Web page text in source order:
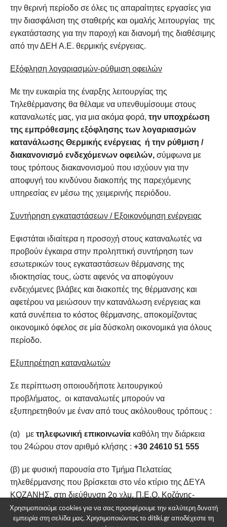
την θερινή περίοδο σε όλες τις απαραίτητες εργασίες για
την διασφάλιση της σταθερής και ομαλής λειτουργίας της
εγκατάστασης για την παροχή και διανομή της διαθέσιμης
από την ΔΕΗ Α.Ε. θερμικής ενέργειας.
Εξόφληση λογαριασμών-ρύθμιση οφειλών
Με την ευκαιρία της έναρξης λειτουργίας της
Τηλεθέρμανσης θα θέλαμε να υπενθυμίσουμε στους
καταναλωτές μας, για μια ακόμα φορά, την υποχρέωση
της εμπρόθεσμης εξόφλησης των λογαριασμών
κατανάλωσης Θερμικής ενέργειας ή τηνρύθμιση /
διακανονισμό ενδεχόμενων οφειλών,σύμφωνα με
τους τρόπους διακανονισμού που ισχύουν για την
αποφυγή του κινδύνου διακοπής της παρεχόμενης
υπηρεσίας εν μέσω της χειμερινής περιόδου.
Συντήρηση εγκαταστάσεων / Εξοικονόμηση ενέργειας
Εφιστάται ιδιαίτερα η προσοχή στους καταναλωτές να
προβούν έγκαιρα στην προληπτική συντήρηση των
εσωτερικών τους εγκαταστάσεων θέρμανσης της
ιδιοκτησίας τους, ώστε αφενός να αποφύγουν
ενδεχόμενες βλάβες και διακοπές της θέρμανσης και
αφετέρου να μειώσουν την κατανάλωση ενέργειας και
κατά συνέπεια το κόστος θέρμανσης, αποκομίζοντας
οικονομικό όφελος σε μία δύσκολη οικονομικά για όλους
περίοδο.
Εξυπηρέτηση καταναλωτών
Σε περίπτωση οποιουδήποτε λειτουργικού
προβλήματος, οι καταναλωτές μπορούν να
εξυπηρετηθούν με έναν από τους ακόλουθους τρόπους :
(α) μετηλεφωνική επικοινωνίακαθόλη την διάρκεια
του 24ώρου στον αριθμό κλήσης : +30 24610 51 555
(β) με φυσική παρουσία στο Τμήμα Πελατείας
τηλεθέρμανσης που βρίσκεται στο νέο κτίριο της ΔΕΥΑ
ΚΟΖΑΝΗΣ, στη διεύθυνση 2ο χλμ. Π.Ε.Ο. Κοζάνης-
Θεσσαλονίκης, 501 32 ΚΟΖΑΝΗκατόπιν τηλεφωνικού
ραντεβού.
Χρησιμοποιούμε cookies για να σας προσφέρουμε την καλύτερη δυνατή
εμπειρία στη σελίδα μας. Χρησιμοποιώντας το ditiki.gr αποδέχεστε τη